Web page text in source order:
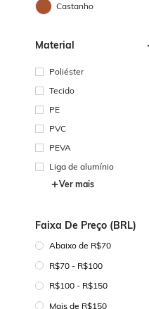
Castanho
Material
Poliéster
Tecido
PE
PVC
PEVA
Liga de alumínio
Ver mais
Faixa De Preço (BRL)
Abaixo de R$70
R$70 - R$100
R$100 - R$150
Mais de R$150